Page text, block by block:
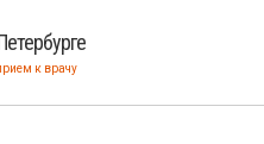
к врачу